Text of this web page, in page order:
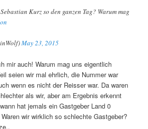
Kurz so den ganzen Tag? Warum mag
May 23, 2015
mir auch! Warum mag uns eigentlich
seien wir mal ehrlich, die Nummer war
wenn es nicht der Reisser war. Da waren
als wir, aber am Ergebnis erkennt
hat jemals ein Gastgeber Land 0
wir wirklich so schlechte Gastgeber?